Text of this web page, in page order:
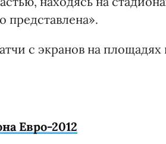
представлена».
с экранов на площадях
Евро-2012